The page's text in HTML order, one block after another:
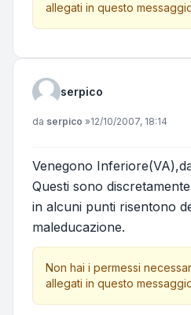
allegati in questo
serpico
Messaggio
da serpico »12/10/2007, 18:14
Venegono
Questi sono
in alcuni punti risentono
maleducazione.
Non hai i permessi
allegati in questo